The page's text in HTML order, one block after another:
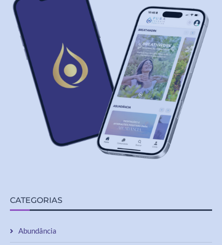
CATEGORIAS
Abundância